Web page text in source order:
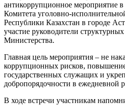
антикоррупционное мероприятие
Комитета уголовно-
Республики Казахстан в городе
участие руководители
Министерства.
Главная цель мероприятия – не
коррупционных рисков,
государственных служащих и
добропорядочности в ежедневной
В ходе встречи участникам